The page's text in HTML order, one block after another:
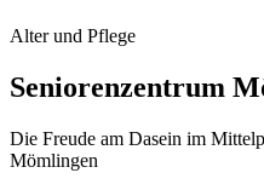
Alter und Pflege
Seniorenzentrum
Die Freude am Dasein im
Mömlingen